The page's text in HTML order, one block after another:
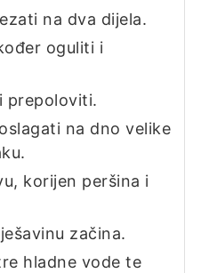
na dva dijela.
oguliti i
prepoloviti.
na dno velike
korijen peršina i
začina.
hladne vode te